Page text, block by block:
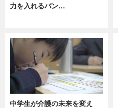
力を入れるバン…
中学生が介護の未来を変え